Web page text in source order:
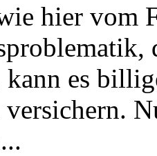
hier vom
es
versichern.